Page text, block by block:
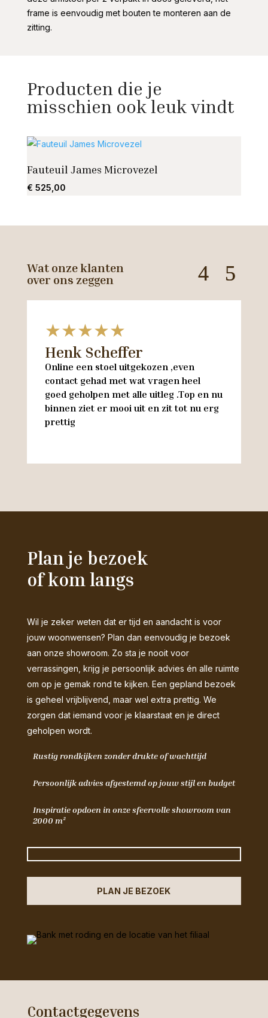
frame is eenvoudig met bouten te monteren aan de
zitting.
Producten die je
misschien ook leuk vindt
Fauteuil James Microvezel
€ 525,00
Wat onze klanten
over ons zeggen
★★★★★
Henk Scheffer
Online een stoel uitgekozen ,even
contact gehad met wat vragen heel
goed geholpen met alle uitleg .Top en nu
binnen ziet er mooi uit en zit tot nu erg
prettig
Plan je bezoek
of kom langs
Wil je zeker weten dat er tijd en aandacht is voor
jouw woonwensen? Plan dan eenvoudig je bezoek
aan onze showroom. Zo sta je nooit voor
verrassingen, krijg je persoonlijk advies én alle ruimte
om op je gemak rond te kijken. Een gepland bezoek
is geheel vrijblijvend, maar wel extra prettig. We
zorgen dat iemand voor je klaarstaat en je direct
geholpen wordt.
Rustig rondkijken zonder drukte of wachttijd
Persoonlijk advies afgestemd op jouw stijl en budget
Inspiratie opdoen in onze sfeervolle showroom van
2000 m²
PLAN JE BEZOEK
Contactgegevens